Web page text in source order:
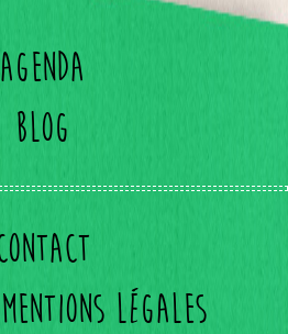
Agenda
Blog
légales